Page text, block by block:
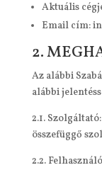
Aktuális
Email cím:
2.
Az alábbi
alábbi
2.1.
összefüggő
2.2.